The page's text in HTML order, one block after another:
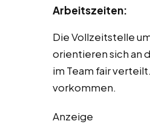
Arbeitszeiten:
Die Vollzeitstelle
orientieren sich an
im Team fair
vorkommen.
Anzeige